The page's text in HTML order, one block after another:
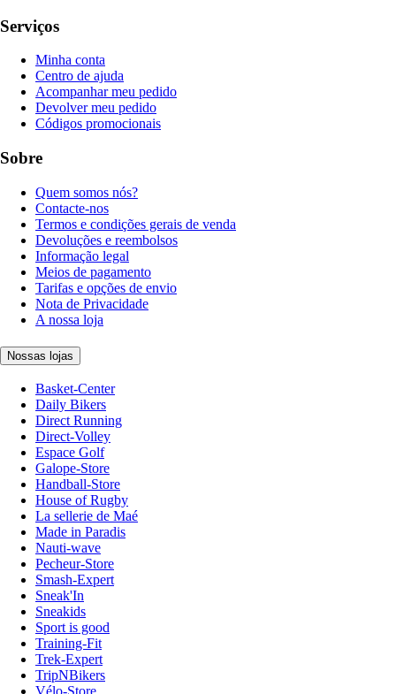
Serviços
Minha conta
Centro de ajuda
Acompanhar meu pedido
Devolver meu pedido
Códigos promocionais
Sobre
Quem somos nós?
Contacte-nos
Termos e condições gerais de venda
Devoluções e reembolsos
Informação legal
Meios de pagamento
Tarifas e opções de envio
Nota de Privacidade
A nossa loja
Nossas lojas
Basket-Center
Daily Bikers
Direct Running
Direct-Volley
Espace Golf
Galope-Store
Handball-Store
House of Rugby
La sellerie de Maé
Made in Paradis
Nauti-wave
Pecheur-Store
Smash-Expert
Sneak'In
Sneakids
Sport is good
Training-Fit
Trek-Expert
TripNBikers